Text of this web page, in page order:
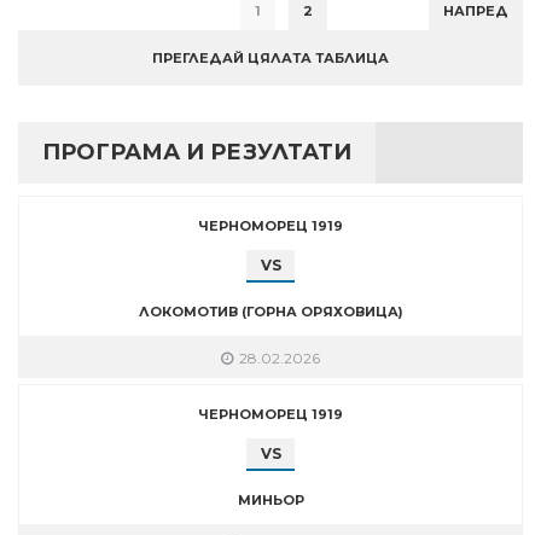
1 2 НАПРЕД
ПРЕГЛЕДАЙ ЦЯЛАТА ТАБЛИЦА
ПРОГРАМА И РЕЗУЛТАТИ
ЧЕРНОМОРЕЦ 1919
VS
ЛОКОМОТИВ (ГОРНА ОРЯХОВИЦА)
28.02.2026
ЧЕРНОМОРЕЦ 1919
VS
МИНЬОР